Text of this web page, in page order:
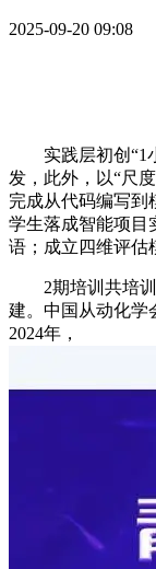
2025-09-20 09:08
实践层初创“1小
发，此外，以“尺
完成从代码编写到
学生落成智能项
语；成立四维评估
2期培训共培训
建。中国从动化学
2024年，